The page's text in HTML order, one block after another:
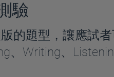
驗
的題型，讓應試
、Writing、